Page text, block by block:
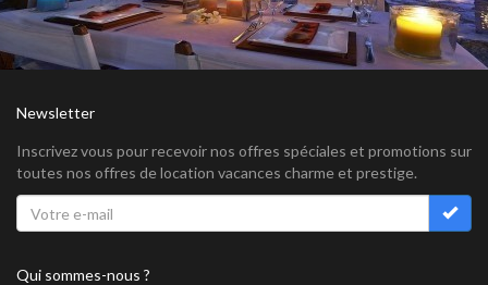
Newsletter
Inscrivez vous pour recevoir nos offres spéciales et promotions sur
toutes nos offres de location vacances charme et prestige.
Qui sommes-nous ?